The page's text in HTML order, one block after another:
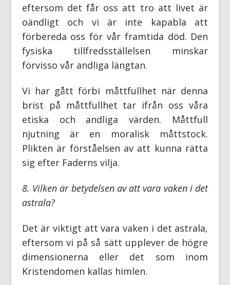
eftersom det får oss att tro att livet är
oändligt och vi är inte kapabla att
förbereda oss för vår framtida död. Den
fysiska tillfredsställelsen minskar
förvisso vår andliga längtan.
Vi har gått förbi måttfullhet när denna
brist på måttfullhet tar ifrån oss våra
etiska och andliga värden. Måttfull
njutning är en moralisk måttstock.
Plikten är förståelsen av att kunna rätta
sig efter Faderns vilja.
8. Vilken är betydelsen av att vara vaken i det
astrala?
Det är viktigt att vara vaken i det astrala,
eftersom vi på så sätt upplever de högre
dimensionerna eller det som inom
Kristendomen kallas himlen.